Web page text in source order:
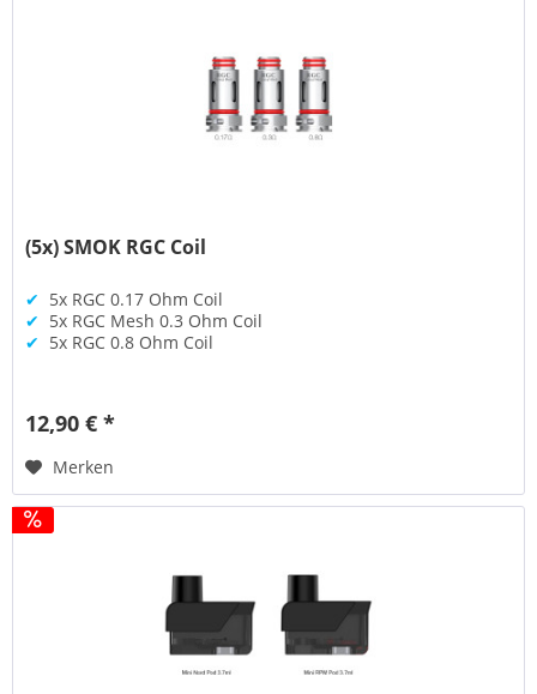
(5x) SMOK RGC Coil
✔ 5x RGC 0.17 Ohm Coil
✔ 5x RGC Mesh 0.3 Ohm Coil
✔ 5x RGC 0.8 Ohm Coil
12,90 € *
Merken